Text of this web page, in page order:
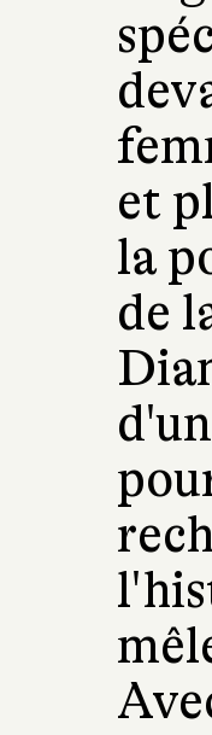
et
la
de